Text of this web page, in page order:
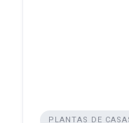
PLANTAS DE